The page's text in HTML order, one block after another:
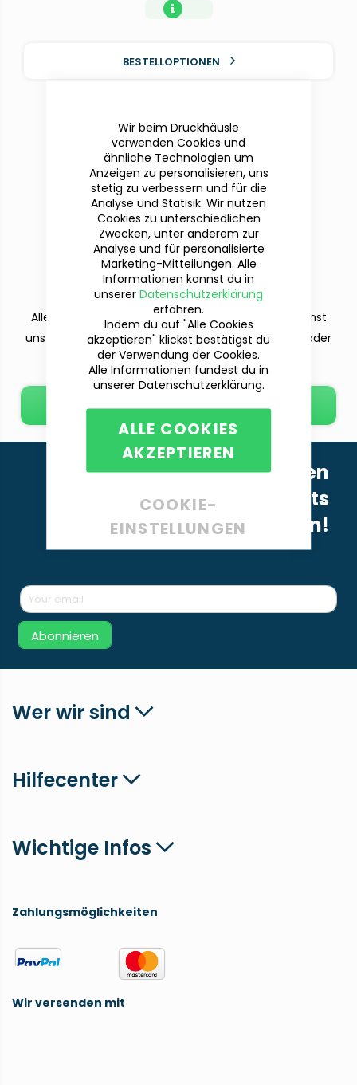
BESTELLOPTIONEN
Du hast Fragen?
Wir sind für dich da!
Alle deine Fragen beantworten wir dir gern. Du kannst
uns per Telefon (Mo-Fr. 9-12 und 13-15 Uhr), E-Mail oder
dem Kontaktformular erreichen.
E-Mail schreiben
Melde dich für unseren
Newsletter an, um nichts
Neues mehr zu verpassen!
Abonnieren
Wer wir sind
Hilfecenter
Wichtige Infos
Zahlungsmöglichkeiten
Wir versenden mit
Wir beim Druckhäusle
verwenden Cookies und
ähnliche Technologien um
Anzeigen zu personalisieren, uns
stetig zu verbessern und für die
Analyse und Statisik. Wir nutzen
Cookies zu unterschiedlichen
Zwecken, unter anderem zur
Analyse und für personalisierte
Marketing-Mitteilungen. Alle
Informationen kannst du in
unserer Datenschutzerklärung
erfahren.
Indem du auf "Alle Cookies
akzeptieren" klickst bestätigst du
der Verwendung der Cookies.
Alle Informationen fundest du in
unserer Datenschutzerklärung.
ALLE COOKIES
AKZEPTIEREN
COOKIE-
EINSTELLUNGEN